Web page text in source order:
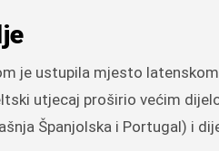
je ustupila mjesto
utjecaj proširio većim
Španjolska i Portugal) i